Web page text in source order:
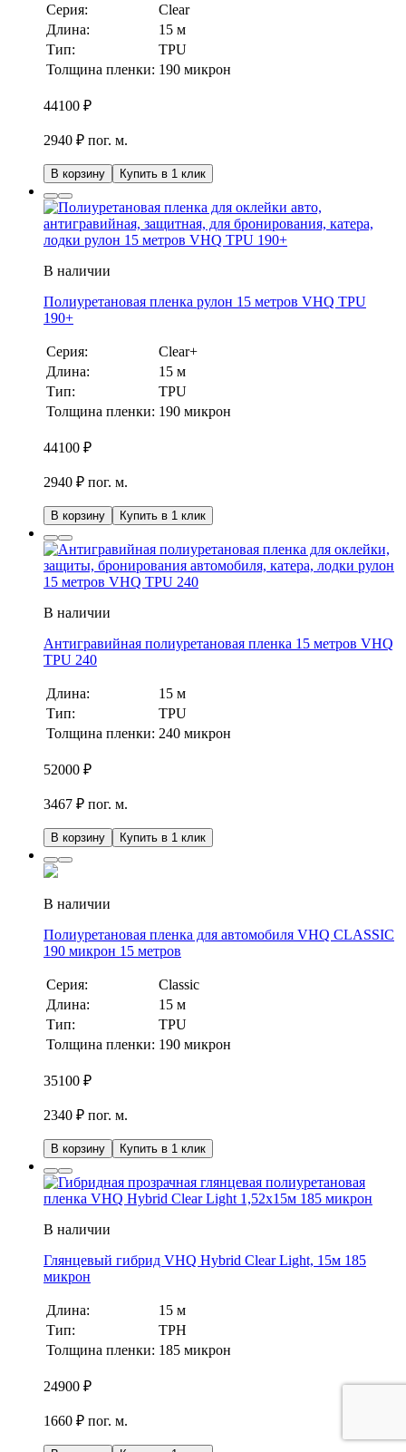
Серия:
Clear
Длина:
15 м
Тип:
TPU
Толщина пленки: 190 микрон
44100 ₽
2940 ₽ пог. м.
В корзину Купить в 1 клик
В наличии
Полиуретановая пленка рулон 15 метров VHQ TPU
190+
Серия:
Clear+
Длина:
15 м
Тип:
TPU
Толщина пленки: 190 микрон
44100 ₽
2940 ₽ пог. м.
В корзину Купить в 1 клик
В наличии
Антигравийная полиуретановая пленка 15 метров VHQ
TPU 240
Длина:
15 м
Тип:
TPU
Толщина пленки: 240 микрон
52000 ₽
3467 ₽ пог. м.
В корзину Купить в 1 клик
В наличии
Полиуретановая пленка для автомобиля VHQ CLASSIC
190 микрон 15 метров
Серия:
Classic
Длина:
15 м
Тип:
TPU
Толщина пленки: 190 микрон
35100 ₽
2340 ₽ пог. м.
В корзину Купить в 1 клик
В наличии
Глянцевый гибрид VHQ Hybrid Clear Light, 15м 185
микрон
Длина:
15 м
Тип:
TPH
Толщина пленки: 185 микрон
24900 ₽
1660 ₽ пог. м.